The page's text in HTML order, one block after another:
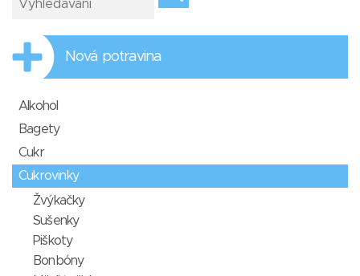
Nová potravina
Alkohol
Bagety
Cukr
Cukrovinky
Žvýkačky
Sušenky
Piškoty
Bonbóny